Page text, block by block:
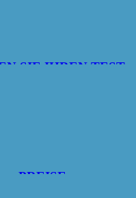
SIE IHREN TEST
PREISE